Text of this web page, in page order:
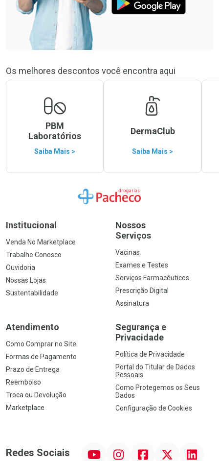
Os melhores descontos você encontra aqui
PBM
Laboratórios
Saiba Mais >
DermaClub
Saiba Mais >
Ir para a Home
Institucional
Venda No Marketplace
Trabalhe Conosco
Ouvidoria
Nossas Lojas
Sustentabilidade
Nossos
Serviços
Vacinas
Exames e Testes
Serviços Farmacêuticos
Prescrição Digital
Assinatura
Atendimento
Como Comprar no Site
Formas de Pagamento
Prazo de Entrega
Reembolso
Troca ou Devolução
Marketplace
Segurança e
Privacidade
Política de Privacidade
Portal do Titular de Dados
Pessoais
Como Protegemos os Seus
Dados
Configuração de Cookies
Redes Sociais InstagramFacebook Linkedin